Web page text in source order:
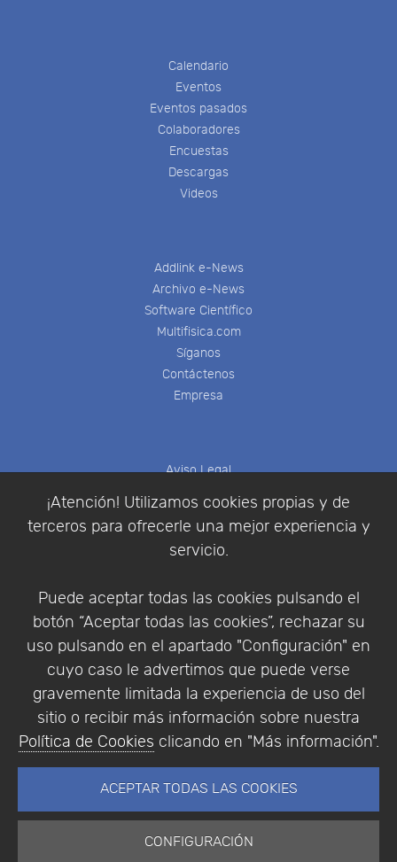
¡Atención! Utilizamos cookies propias y de
terceros para ofrecerle una mejor experiencia y
servicio.
Puede aceptar todas las cookies pulsando el
botón “Aceptar todas las cookies”, rechazar su
uso pulsando en el apartado "Configuración" en
cuyo caso le advertimos que puede verse
gravemente limitada la experiencia de uso del
sitio o recibir más información sobre nuestra
Política de Cookies clicando en "Más información".
ACEPTAR TODAS LAS COOKIES
CONFIGURACIÓN
Calendario
Eventos
Eventos pasados
Colaboradores
Encuestas
Descargas
Videos
Addlink e-News
Archivo e-News
Software Científico
Multifisica.com
Síganos
Contáctenos
Empresa
Aviso Legal
Política de Privacidad
Condiciones de compra
Identificarse
Empresa|Aviso Legal| Política de Privacidad |
Política de Cookies
© Copyright 1994 - 2026. Addlink Software
Científico, S.L.
Portugal.